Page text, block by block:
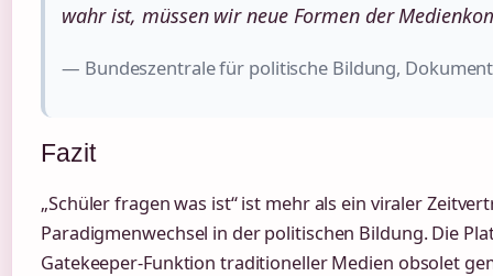
wahr ist, müssen wir neue Formen der
— Bundeszentrale für politische Bildung,
Fazit
„Schüler fragen was ist“ ist mehr als ein viraler
Paradigmenwechsel in der politischen Bildung. Die
Gatekeeper-Funktion traditioneller Medien obsolet